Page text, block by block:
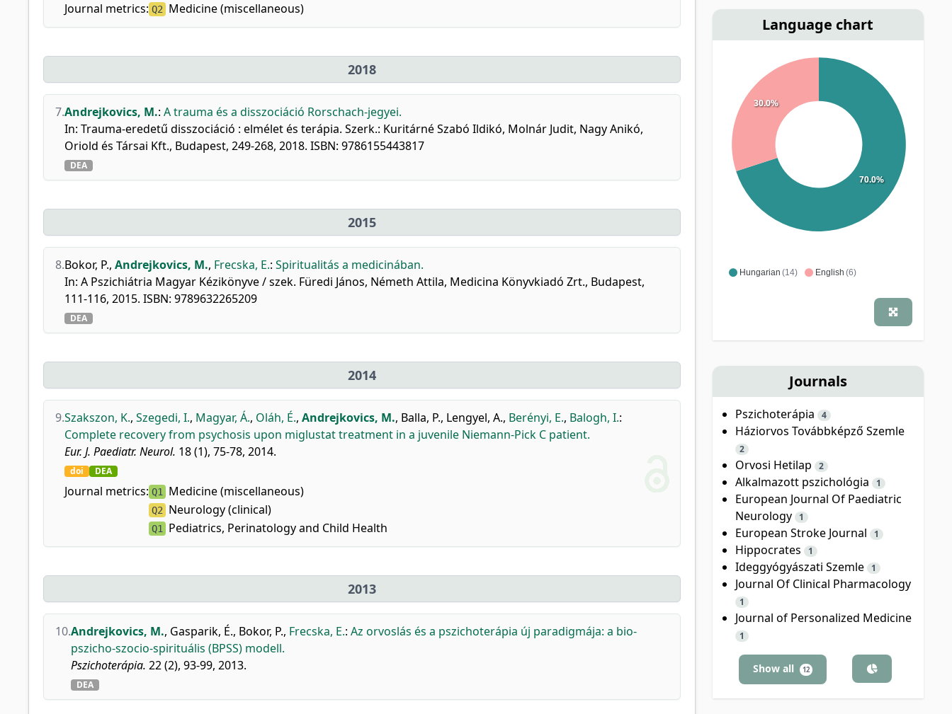
Journal metrics: Q2 Medicine (miscellaneous)
2018
7.Andrejkovics, M.: A trauma és a disszociáció Rorschach-jegyei.
In: Trauma-eredetű disszociáció : elmélet és terápia. Szerk.: Kuritárné Szabó Ildikó, Molnár Judit, Nagy Anikó,
Oriold és Társai Kft., Budapest, 249-268, 2018. ISBN: 9786155443817
DEA
2015
8.Bokor, P., Andrejkovics, M., Frecska, E.: Spiritualitás a medicinában.
In: A Pszichiátria Magyar Kézikönyve / szek. Füredi János, Németh Attila, Medicina Könyvkiadó Zrt., Budapest,
111-116, 2015. ISBN: 9789632265209
DEA
2014
9.Szakszon, K., Szegedi, I., Magyar, Á., Oláh, É., Andrejkovics, M., Balla, P., Lengyel, A., Berényi, E., Balogh, I.:
Complete recovery from psychosis upon miglustat treatment in a juvenile Niemann-Pick C patient.
Eur. J. Paediatr. Neurol. 18 (1), 75-78, 2014.
doi DEA
Journal metrics: Q1 Medicine (miscellaneous)
Q2 Neurology (clinical)
Q1 Pediatrics, Perinatology and Child Health
2013
10.Andrejkovics, M., Gasparik, É., Bokor, P., Frecska, E.: Az orvoslás és a pszichoterápia új paradigmája: a bio-
pszicho-szocio-spirituális (BPSS) modell.
Pszichoterápia. 22 (2), 93-99, 2013.
DEA
Language chart
Hungarian (14) English (6)
70.0%
30.0%
Journals
Pszichoterápia 4
Háziorvos Továbbképző Szemle
2
Orvosi Hetilap 2
Alkalmazott pszichológia 1
European Journal Of Paediatric
Neurology
1
European Stroke Journal 1
Hippocrates 1
Ideggyógyászati Szemle 1
Journal Of Clinical Pharmacology
1
Journal of Personalized Medicine
1
Show all 12